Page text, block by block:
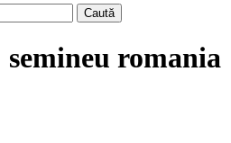
semineu romania